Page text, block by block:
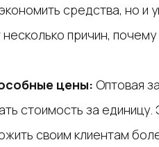
средства, но и
причин,
цены: Оптовая
стоимость за
своим клиентам